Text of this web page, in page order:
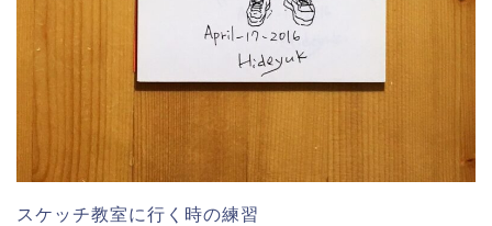
スケッチ教室に行く時の練習